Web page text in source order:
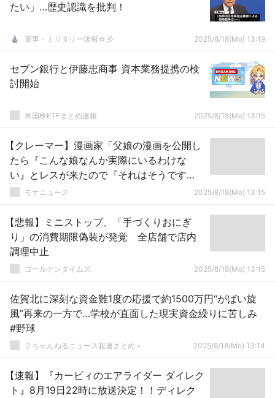
たい」…歴史認識を批判！
軍事・ミリタリー速報☆彡 2025/8/18(Mo) 13:19
セブン銀行と伊藤忠商事 資本業務提携の検
討開始
米国株ETFまとめ速報 2025/8/18(Mo) 13:15
【クレーマー】漫画家「父娘の漫画を公開し
たら『こんな娘なんか実際にいるわけな
い』とレスが来たので『それはそうです
ね、創作ですからね』と返したら…」
モナニュース 2025/8/18(Mo) 13:15
【悲報】ミニストップ、「手づくりおにぎ
り」の消費期限偽装が発覚 全店舗で店内
調理中止
ゴールデンタイムズ 2025/8/18(Mo) 13:15
佐賀北に深刻な資金難1度の応援で約1500万円“がばい旋
風”再来の一方で…学校が直面した現実資金繰りに苦しみ
#野球
２ちゃんねるニュース超速まとめ＋ 2025/8/18(Mo) 13:14
【速報】『カービィのエアライダー ダイレク
ト』8月19日22時に放送決定！！ディレク